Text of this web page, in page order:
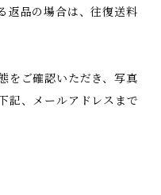
返品の場合は、往復送料
をご確認いただき、写真
記、メールアドレスまで